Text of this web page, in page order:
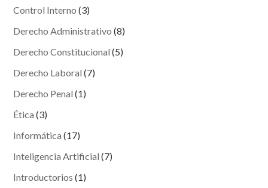
Control Interno (3)
Derecho Administrativo (8)
Derecho Constitucional (5)
Derecho Laboral (7)
Derecho Penal (1)
Ética (3)
Informática (17)
Inteligencia Artificial (7)
Introductorios (1)